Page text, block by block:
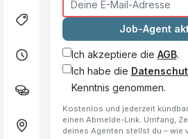
Job-Agent
Ich akzeptiere die AGB.
Ich habe die
Kenntnis genommen.
Kostenlos und jederzeit
einen Abmelde-Link. Umfang,
deines Agenten stellst du – wie